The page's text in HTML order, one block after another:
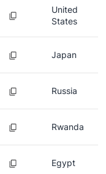
United
States
Japan
Russia
Rwanda
Egypt